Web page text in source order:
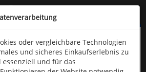
Seite überspringen
oder (06766) 9323-960
oder vergleichbare Technologien
und sicheres Einkaufserlebnis zu
essenziell und für das